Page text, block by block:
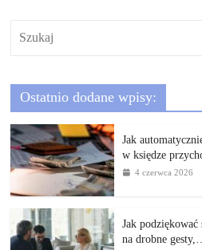
Ostatnio dodane wpisy:
Jak
w księdze
4 czerwca 2026
Jak podziękować
na drobne gesty,…